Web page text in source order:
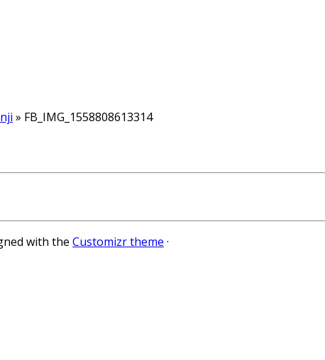
» FB_IMG_1558808613314
with the Customizr theme ·